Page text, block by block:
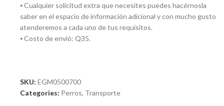
⦁ Cualquier solicitud extra que necesites puedes hacérnosla
saber en el espacio de información adicional y con mucho gusto
atenderemos a cada uno de tus requisitos.
⦁ Costo de envió: Q35.
SKU: EGM0500700
Categories: Perros, Transporte